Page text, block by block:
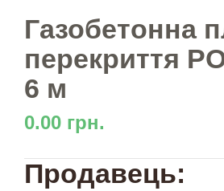
Газобетонна
перекриття
6 м
0.00 грн.
Продавець: